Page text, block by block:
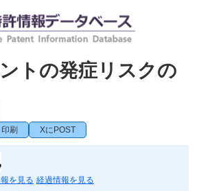
トの発症リスクの
印刷 XにPOST
を見る 経過情報を見る